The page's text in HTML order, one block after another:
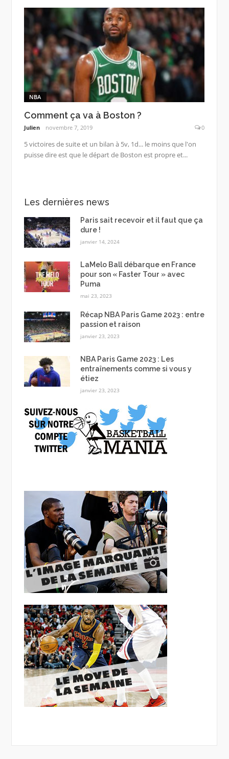
NBA
Comment ça va à Boston ?
Julien novembre 7, 2019 0
5 victoires de suite et un bilan à 5v, 1d... le moins que l'on
puisse dire est que le départ de Boston est propre et...
Les dernières news
Paris sait recevoir et il faut que ça
dure !
janvier 14, 2024
LaMelo Ball débarque en France
pour son « Faster Tour » avec
Puma
mai 23, 2023
Récap NBA Paris Game 2023 : entre
passion et raison
janvier 23, 2023
NBA Paris Game 2023 : Les
entraînements comme si vous y
étiez
janvier 23, 2023